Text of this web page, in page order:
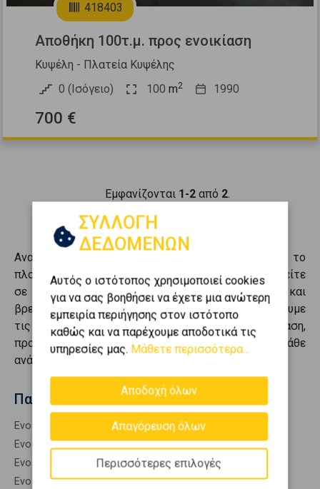
418403
Αποθήκη 100τ.μ. προς ενοικίαση
Κυψέλη - Πλατεία Κυψέλης
0 (Ισόγειο)
100 m2 1990
700 €
Εμφανίζονται 1-2από 2.
Ανακαλύψτε
μέσα από το
πλούσιο χαρτοφυλάκιο της Golden Home. Περιηγηθείτε
σε
αγγελίες γιαεπαγγ. αποθήκεςσεΚυψέλη και
βρείτε ακριβώς αυτό που αναζητάτε. Συγκεντρώνουμε
τις καλύτερες ευκαιρίες προςενοικίαση,
προσφέροντάς σας επιλογές που καλύπτουν κάθε
ανάγκη.
Παρόμοιες αναζητήσεις
Ενοικίαση Επαγγελματικά Κυψέλη
Ενοικίαση Επαγγ. Αποθήκες Κυψέλη
Ενοικίαση Αυτόνομα κτίρια Κυψέλη
Ενοικίαση Βιομηχανικοί χώροι Κυψέλη
ΣΥΛΛΟΓΗ
ΔΕΔΟΜΕΝΩΝ
Αυτός ο ιστότοπος χρησιμοποιεί cookies
για να σας βοηθήσει να έχετε μια ανώτερη
εμπειρία περιήγησης στον ιστότοπο
καθώς και να παρέχουμε αποδοτικά τις
υπηρεσίες μας. Μάθετε περισσότερα...
Αποδοχή όλων
Απαγόρευση όλων
Περισσότερες επιλογές